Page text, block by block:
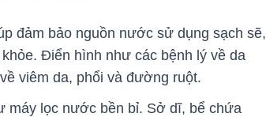
đảm bảo nguồn nước sử dụng sạch sẽ,
Điển hình như các bệnh lý về da
viêm da, phổi và đường ruột.
máy lọc nước bền bỉ. Sở dĩ, bể chứa